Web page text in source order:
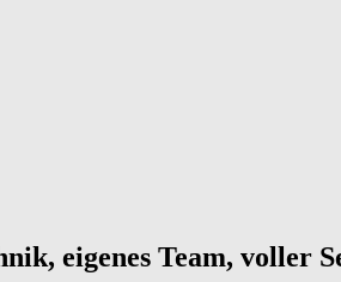
eigenes Team, voller